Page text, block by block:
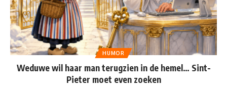
HUMOR
Weduwe wil haar man terugzien in de hemel… Sint-
Pieter moet even zoeken